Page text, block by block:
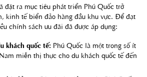
đặt ra mục tiêu phát triển Phú Quốc trở
kinh tế biển đảo hàng đầu khu vực. Để đạt
chính sách ưu đãi đã được áp dụng:
khách quốc tế: Phú Quốc là một trong số ít
miễn thị thực cho du khách quốc tế đến